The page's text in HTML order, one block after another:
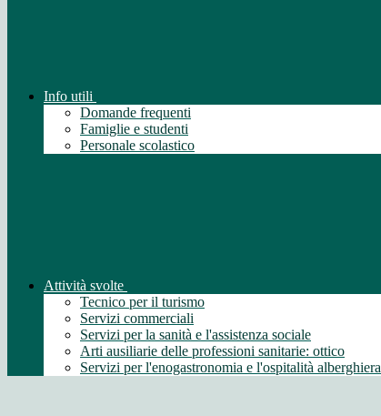
Info utili
Domande frequenti
Famiglie e studenti
Personale scolastico
Attività svolte
Tecnico per il turismo
Servizi commerciali
Servizi per la sanità e l'assistenza sociale
Arti ausiliarie delle professioni sanitarie: ottico
Servizi per l'enogastronomia e l'ospitalità alberghiera